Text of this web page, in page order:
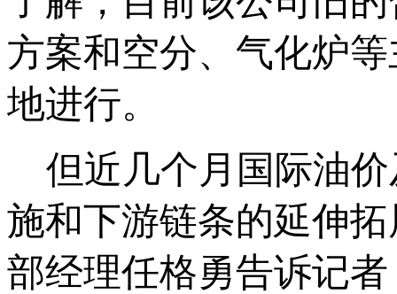
方案和空分、气化炉
地进行。
但近几个月国际油价
施和下游链条的延伸
部经理任格勇告诉记